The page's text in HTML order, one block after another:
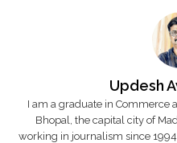
Updesh
I am a graduate in Commerce
Bhopal, the capital city of
working in journalism since